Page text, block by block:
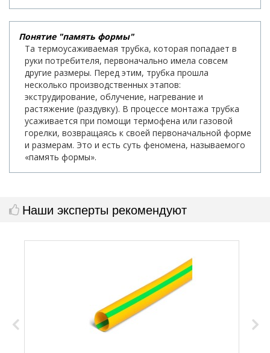
Понятие "память формы"
Та термоусаживаемая трубка, которая попадает в
руки потребителя, первоначально имела совсем
другие размеры. Перед этим, трубка прошла
несколько производственных этапов:
экструдирование, облучение, нагревание и
растяжение (раздувку). В процессе монтажа трубка
усаживается при помощи термофена или газовой
горелки, возвращаясь к своей первоначальной форме
и размерам. Это и есть суть феномена, называемого
«память формы».
Наши эксперты рекомендуют